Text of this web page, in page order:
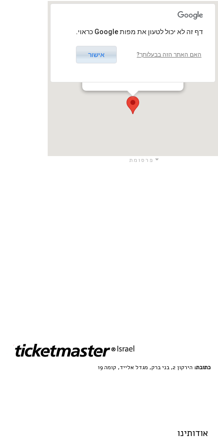
מרכז דוהל, תל אביב
‏דף זה לא יכול לטעון את מפות Google כראוי.
האם האתר הזה בבעלותך? אישור
פרסומת
כתובת: הירקון 2, בני ברק, מגדל אלייד, קומה 19
אודותינו